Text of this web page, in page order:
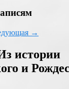
→
истории
и